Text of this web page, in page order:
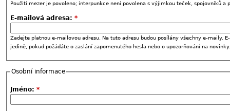
Použití mezer je povoleno; interpunkce není povolena s výjimkou teček, spojovníků a
E-mailová adresa: *
Zadejte platnou e-mailovou adresu. Na tuto adresu budou posílány všechny e-maily.
jedině, pokud požádáte o zaslání zapomenutého hesla nebo o upozorňování na novinky.
Osobní informace
Jméno: *